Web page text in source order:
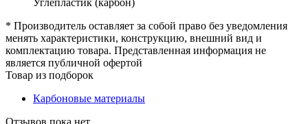
* Производитель оставляет за собой право без уведомления
менять характеристики, конструкцию, внешний вид и
комплектацию товара. Представленная информация не
является публичной офертой
Товар из подборок
Карбоновые материалы
Отзывов пока нет